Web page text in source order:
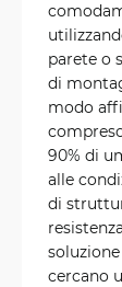
parete o
di
modo
90% di
alle
di
cercano